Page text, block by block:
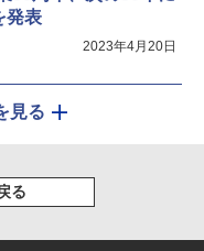
発表
2023年4月20日
見る
る